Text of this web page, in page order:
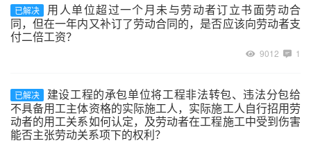
已解决
用人单位超过一个月未与劳动者订立书面劳动合
同，但在一年内又补订了劳动合同的，是否应该向劳动者支
付二倍工资？
9012 1
已解决
建设工程的承包单位将工程非法转包、违法分包给
不具备用工主体资格的实际施工人，实际施工人自行招用劳
动者的用工关系如何认定，及劳动者在工程施工中受到伤害
能否主张劳动关系项下的权利？